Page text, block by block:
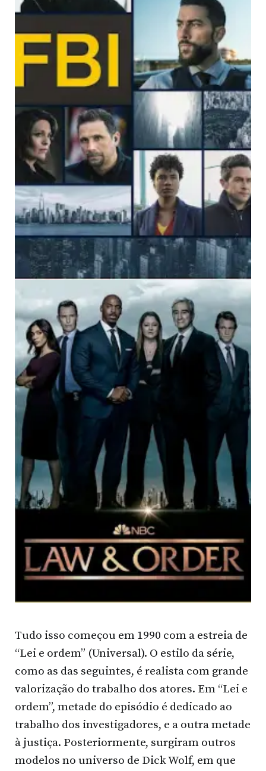
Tudo isso começou em 1990 com a estreia de
“Lei e ordem” (Universal). O estilo da série,
como as das seguintes, é realista com grande
valorização do trabalho dos atores. Em “Lei e
ordem”, metade do episódio é dedicado ao
trabalho dos investigadores, e a outra metade
à justiça. Posteriormente, surgiram outros
modelos no universo de Dick Wolf, em que